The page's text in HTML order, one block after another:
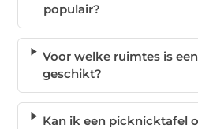
populair?
Voor welke ruimtes is
geschikt?
Kan ik een picknicktafel